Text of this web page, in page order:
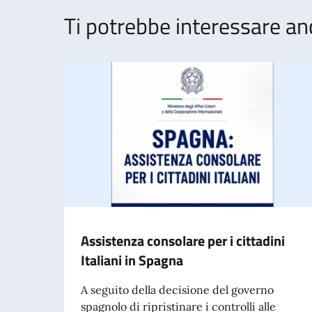
Ti potrebbe interessare
Assistenza consolare per i cittadini
Italiani in Spagna
A seguito della decisione del governo
spagnolo di ripristinare i controlli alle